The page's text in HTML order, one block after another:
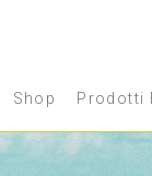
Shop Prodotti